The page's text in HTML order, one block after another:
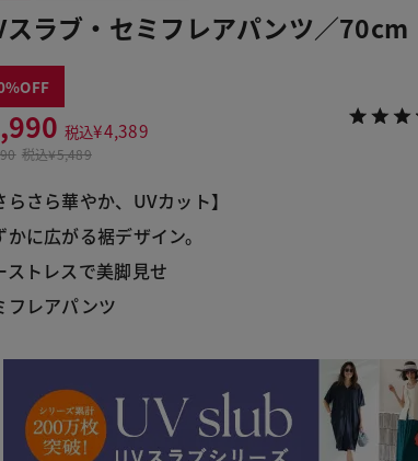
スラブ・セミフレアパンツ／70cm
税込¥4,389
税込¥5,489
らさら華やか、UVカット】
かに広がる裾デザイン。
ストレスで美脚見せ
フレアパンツ